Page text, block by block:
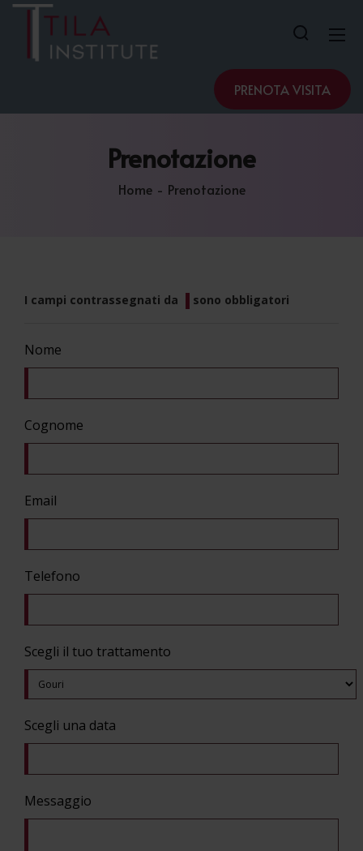
PRENOTA VISITA
Prenotazione
Home Prenotazione
I campi contrassegnati da sono obbligatori
Nome
Cognome
Email
Telefono
Scegli il tuo trattamento
Scegli una data
Messaggio